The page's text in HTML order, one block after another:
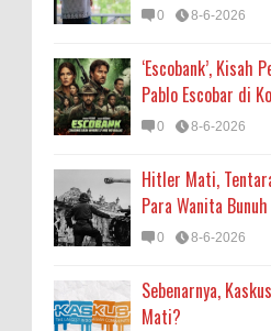
0 8-6-2026
‘Escobank’, Kisah
Pablo Escobar di
0 8-6-2026
Hitler Mati,
Para Wanita
0 8-6-2026
Sebenarnya,
Mati?